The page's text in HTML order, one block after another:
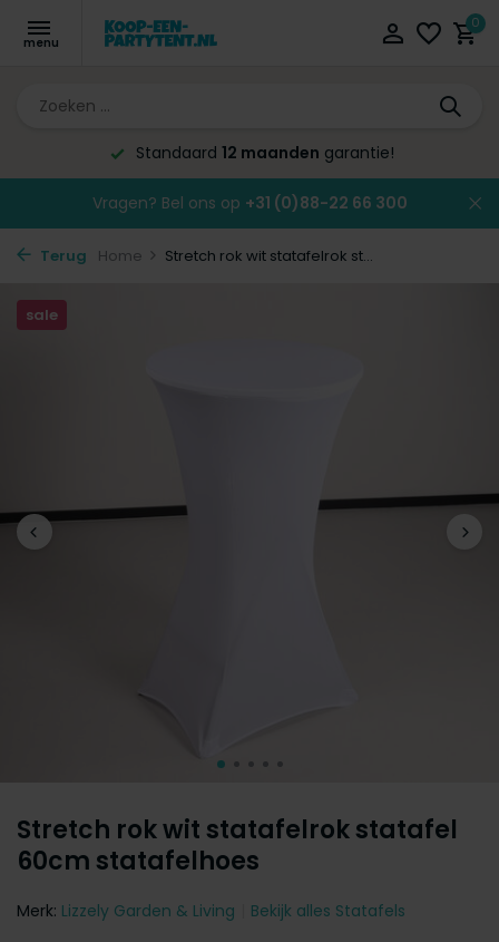
0
Altijd de laagste
Vragen? Bel ons op +31 (0)88-22 66 300
Terug Home Stretch rok wit statafelrok st...
Stretch rok wit statafelrok statafel
60cm statafelhoes
sale
Merk: Lizzely Garden & Living Bekijk alles Statafels